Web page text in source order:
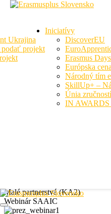
Ukrajina
podať projekt
Iniciatívy
DiscoverEU
Erasmus Days
Európska
Národný tím
SkillUp+ –
Únia zručností
IN AWARDS
Our work grid
Our work grid
Malé partnerstvá (KA2)
Webinár SAAIC